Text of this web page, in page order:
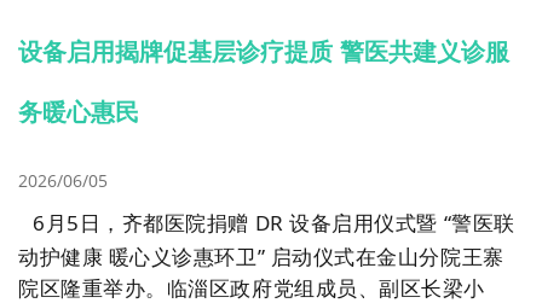
设备启用揭牌促基层诊疗提质 警医共建义诊服
务暖心惠民
2026/06/05
6月5日，齐都医院捐赠 DR 设备启用仪式暨 “警医联
动护健康 暖心义诊惠环卫” 启动仪式在金山分院王寨
院区隆重举办。临淄区政府党组成员、副区长梁小